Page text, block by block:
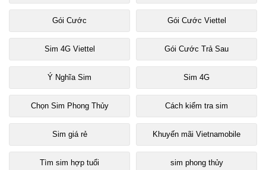
Gói Cước Gói Cước Viettel
Sim 4G Viettel Gói Cước Trả Sau
Ý Nghĩa Sim Sim 4G
Chọn Sim Phong Thủy Cách kiểm tra sim
Sim giá rẻ Khuyến mãi Vietnamobile
Tìm sim hợp tuổi sim phong thủy